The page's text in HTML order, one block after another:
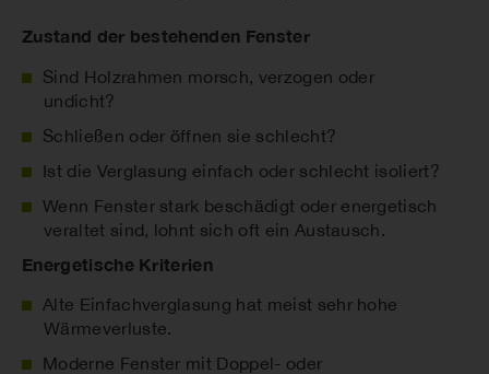
Zustand der bestehenden Fenster
Sind Holzrahmen morsch, verzogen oder
undicht?
Schließen oder öffnen sie schlecht?
Ist die Verglasung einfach oder schlecht isoliert?
Wenn Fenster stark beschädigt oder energetisch
veraltet sind, lohnt sich oft ein Austausch.
Energetische Kriterien
Alte Einfachverglasung hat meist sehr hohe
Wärmeverluste.
Moderne Fenster mit Doppel- oder